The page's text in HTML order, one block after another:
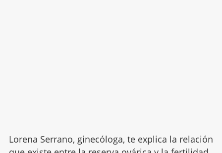
Lorena Serrano, ginecóloga, te explica la relación